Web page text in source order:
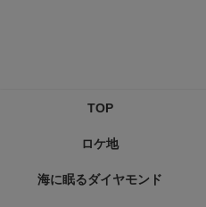
TOP
ロケ地
海に眠るダイヤモンド